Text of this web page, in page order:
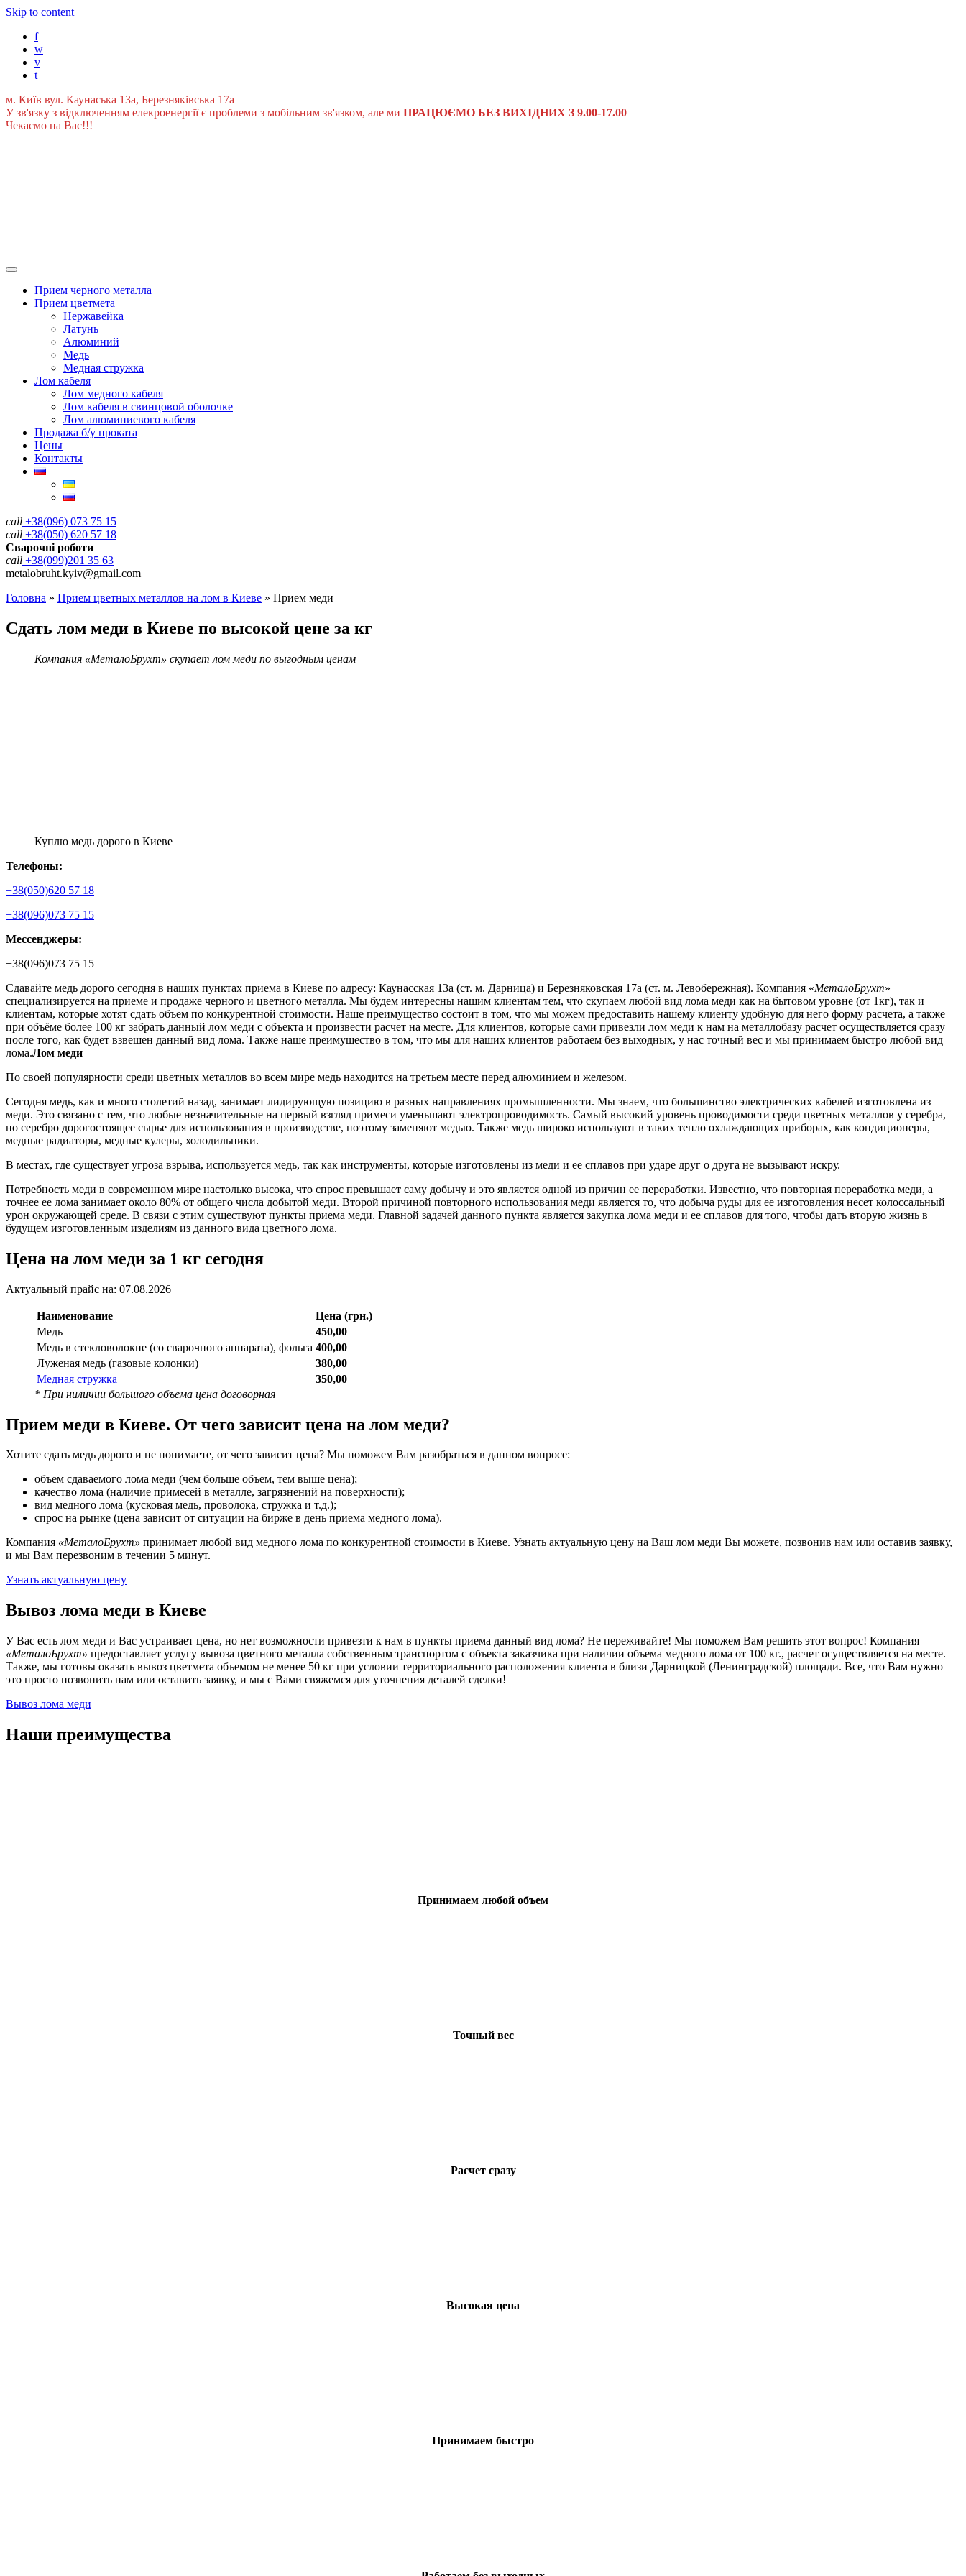
Skip to content
f
w
v
t
м. Київ вул. Каунаська 13а, Березняківська 17а
У зв'язку з відключенням елекроенергії є проблеми з мобільним зв'язком, але ми ПРАЦЮЄМО БЕЗ ВИХІДНИХ З 9.00-17.00
Чекаємо на Вас!!!
Прием черного металла
Прием цветмета
Нержавейка
Латунь
Алюминий
Медь
Медная стружка
Лом кабеля
Лом медного кабеля
Лом кабеля в свинцовой оболочке
Лом алюминиевого кабеля
Продажа б/у проката
Цены
Контакты
call +38(096) 073 75 15
call +38(050) 620 57 18
Сварочні роботи
call +38(099)201 35 63
metalobruht.kyiv@gmail.com
Головна » Прием цветных металлов на лом в Киеве » Прием меди
Сдать лом меди в Киеве по высокой цене за кг
Компания «МеталоБрухт» скупает лом меди по выгодным ценам
Куплю медь дорого в Киеве
Телефоны:
+38(050)620 57 18
+38(096)073 75 15
Мессенджеры:
+38(096)073 75 15
Сдавайте медь дорого сегодня в наших пунктах приема в Киеве по адресу: Каунасская 13а (ст. м. Дарница) и Березняковская 17а (ст. м. Левобережная). Компания «МеталоБрухт»
специализируется на приеме и продаже черного и цветного металла. Мы будем интересны нашим клиентам тем, что скупаем любой вид лома меди как на бытовом уровне (от 1кг), так и
клиентам, которые хотят сдать объем по конкурентной стоимости. Наше преимущество состоит в том, что мы можем предоставить нашему клиенту удобную для него форму расчета, а также
при объёме более 100 кг забрать данный лом меди с объекта и произвести расчет на месте. Для клиентов, которые сами привезли лом меди к нам на металлобазу расчет осуществляется сразу
после того, как будет взвешен данный вид лома. Также наше преимущество в том, что мы для наших клиентов работаем без выходных, у нас точный вес и мы принимаем быстро любой вид
лома.Лом меди
По своей популярности среди цветных металлов во всем мире медь находится на третьем месте перед алюминием и железом.
Сегодня медь, как и много столетий назад, занимает лидирующую позицию в разных направлениях промышленности. Мы знаем, что большинство электрических кабелей изготовлена из
меди. Это связано с тем, что любые незначительные на первый взгляд примеси уменьшают электропроводимость. Самый высокий уровень проводимости среди цветных металлов у серебра,
но серебро дорогостоящее сырье для использования в производстве, поэтому заменяют медью. Также медь широко используют в таких тепло охлаждающих приборах, как кондиционеры,
медные радиаторы, медные кулеры, холодильники.
В местах, где существует угроза взрыва, используется медь, так как инструменты, которые изготовлены из меди и ее сплавов при ударе друг о друга не вызывают искру.
Потребность меди в современном мире настолько высока, что спрос превышает саму добычу и это является одной из причин ее переработки. Известно, что повторная переработка меди, а
точнее ее лома занимает около 80% от общего числа добытой меди. Второй причиной повторного использования меди является то, что добыча руды для ее изготовления несет колоссальный
урон окружающей среде. В связи с этим существуют пункты приема меди. Главной задачей данного пункта является закупка лома меди и ее сплавов для того, чтобы дать вторую жизнь в
будущем изготовленным изделиям из данного вида цветного лома.
Цена на лом меди за 1 кг сегодня
Актуальный прайс на: 07.08.2026
Наименование
Цена (грн.)
Медь
450,00
Медь в стекловолокне (со сварочного аппарата), фольга 400,00
Луженая медь (газовые колонки)
380,00
Медная стружка
350,00
* При ниличии большого объема цена договорная
Прием меди в Киеве. От чего зависит цена на лом меди?
Хотите сдать медь дорого и не понимаете, от чего зависит цена? Мы поможем Вам разобраться в данном вопросе:
объем сдаваемого лома меди (чем больше объем, тем выше цена);
качество лома (наличие примесей в металле, загрязнений на поверхности);
вид медного лома (кусковая медь, проволока, стружка и т.д.);
спрос на рынке (цена зависит от ситуации на бирже в день приема медного лома).
Компания «МеталоБрухт» принимает любой вид медного лома по конкурентной стоимости в Киеве. Узнать актуальную цену на Ваш лом меди Вы можете, позвонив нам или оставив заявку,
и мы Вам перезвоним в течении 5 минут.
Узнать актуальную цену
Вывоз лома меди в Киеве
У Вас есть лом меди и Вас устраивает цена, но нет возможности привезти к нам в пункты приема данный вид лома? Не переживайте! Мы поможем Вам решить этот вопрос! Компания
«МеталоБрухт» предоставляет услугу вывоза цветного металла собственным транспортом с объекта заказчика при наличии объема медного лома от 100 кг., расчет осуществляется на месте.
Также, мы готовы оказать вывоз цветмета объемом не менее 50 кг при условии территориального расположения клиента в близи Дарницкой (Ленинградской) площади. Все, что Вам нужно –
это просто позвонить нам или оставить заявку, и мы с Вами свяжемся для уточнения деталей сделки!
Вывоз лома меди
Наши преимущества
Принимаем любой объем
Точный вес
Расчет сразу
Высокая цена
Принимаем быстро